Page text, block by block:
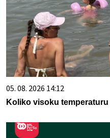
05. 08. 2026 14:12
Koliko visoku